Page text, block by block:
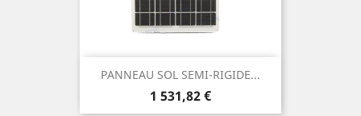
PANNEAU SOL SEMI-RIGIDE...
Prix
1 531,82 €